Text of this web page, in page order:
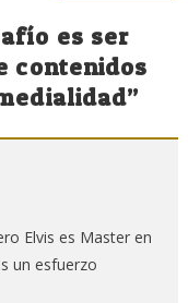
es ser
contenidos
”
Elvis es Master en
un esfuerzo